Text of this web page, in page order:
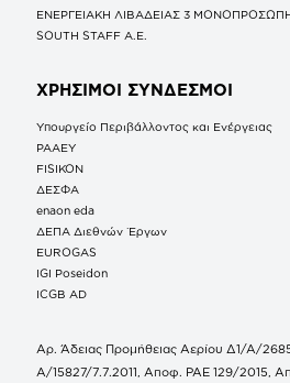
ΕΝΕΡΓΕΙΑΚΗ ΛΙΒΑΔΕΙΑΣ 3
SOUTH STAFF Α.Ε.
ΧΡΗΣΙΜΟΙ ΣΥΝΔΕΣΜΟΙ
Υπουργείο Περιβάλλοντος και Ενέργειας
ΡΑΑΕΥ
FISIKON
ΔΕΣΦΑ
enaon eda
ΔΕΠΑ Διεθνών Έργων
EUROGAS
IGI Poseidon
ICGB AD
Αρ. Άδειας Προμήθειας Αερίου Δ1/Α/
Α/15827/7.7.2011, Αποφ. ΡΑΕ 129/2015,